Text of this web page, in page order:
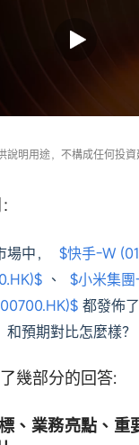
說明用途，不構成任何投
場中， $快手-W
、 $小米集
都發佈
預期對比怎麼樣？
幾部分的回答:
、業務亮點、重